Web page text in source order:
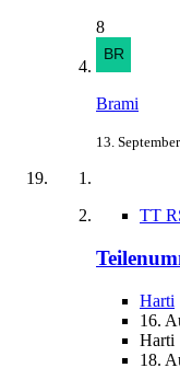
8
Brami
13.
TT
Harti
16.
Harti
18.